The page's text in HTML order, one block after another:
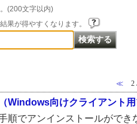
(200文字以内)
果が得やすくなります。
≪ 2
Windows向けクライアント
順でアンインストールがで